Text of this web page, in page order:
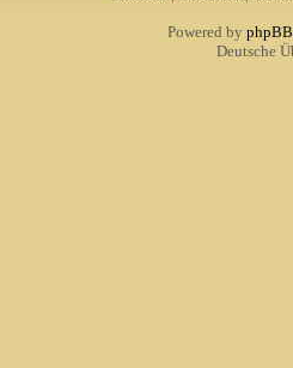
Powered by phpBB
Deutsche